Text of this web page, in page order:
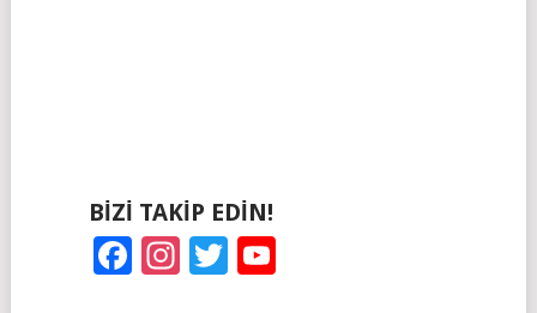
BIZI TAKIP EDIN!
Facebook
Instagram
Twitter